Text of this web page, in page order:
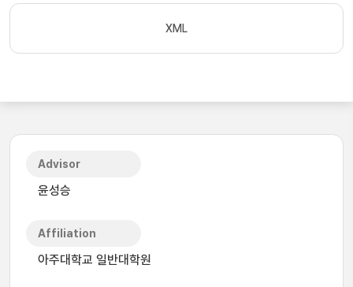
XML
Advisor
윤성승
Affiliation
아주대학교 일반대학원